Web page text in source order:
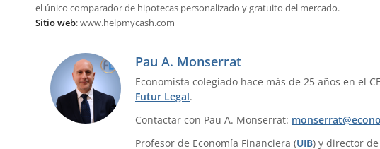
el único comparador de hipotecas personalizado y gratuito del mercado.
Sitio web: www.helpmycash.com
Pau A. Monserrat
Economista colegiado hace más de 25 años en el
Futur Legal.
Contactar con Pau A. Monserrat:
Profesor de Economía Financiera (UIB) y director de